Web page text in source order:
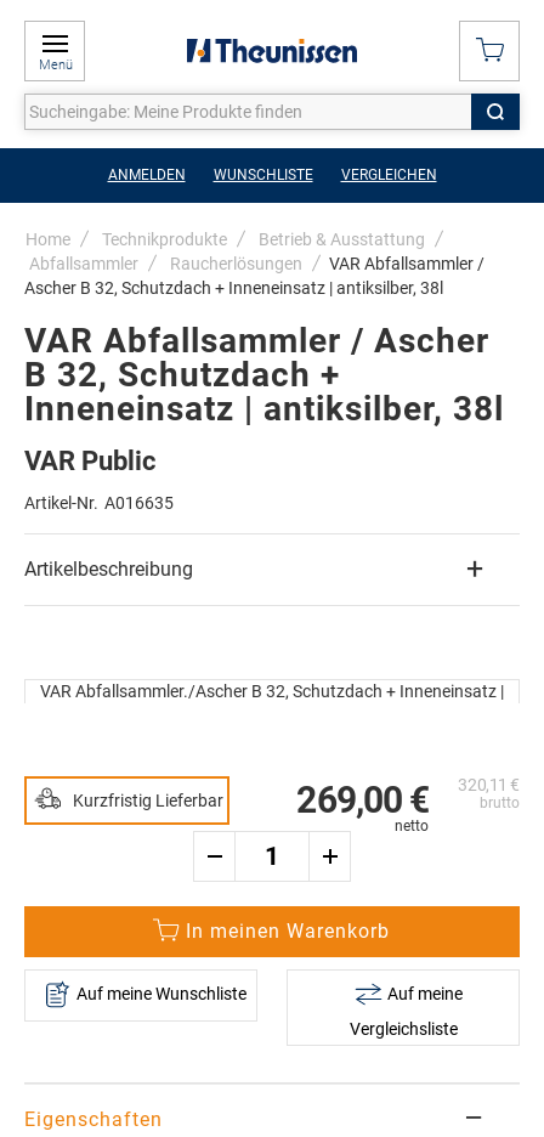
Menü
ANMELDEN WUNSCHLISTE VERGLEICHEN
Home Technikprodukte
Betrieb & Ausstattung
Abfallsammler
Raucherlösungen
VAR Abfallsammler /
Ascher B 32, Schutzdach + Inneneinsatz | antiksilber, 38l
320,11 €
269,00 €
Kurzfristig Lieferbar
In meinen Warenkorb
Auf meine Wunschliste
Auf meine
Vergleichsliste
Ende
VAR Abfallsammler./Ascher B 32, Schutzdach + Inneneinsatz |
Bildergalerie
springen
VAR Abfallsammler / Ascher
B 32, Schutzdach +
Inneneinsatz | antiksilber, 38l
VAR Public
Artikel-Nr. A016635
Artikelbeschreibung
Eigenschaften